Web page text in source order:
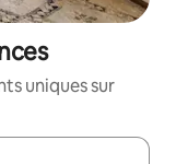
uniques sur